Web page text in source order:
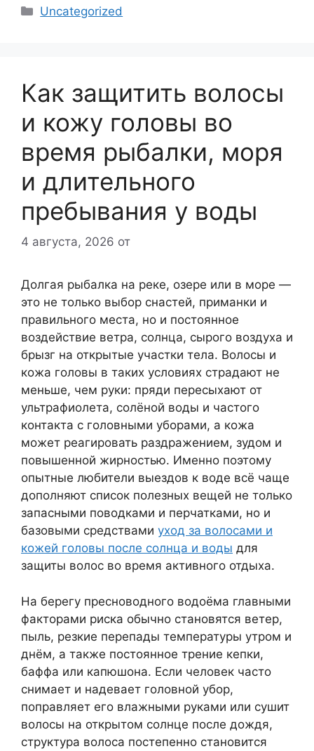
Рубрики
Uncategorized
Как защитить волосы
и кожу головы во
время рыбалки, моря
и длительного
пребывания у воды
4 августа, 2026 от
Долгая рыбалка на реке, озере или в море —
это не только выбор снастей, приманки и
правильного места, но и постоянное
воздействие ветра, солнца, сырого воздуха и
брызг на открытые участки тела. Волосы и
кожа головы в таких условиях страдают не
меньше, чем руки: пряди пересыхают от
ультрафиолета, солёной воды и частого
контакта с головными уборами, а кожа
может реагировать раздражением, зудом и
повышенной жирностью. Именно поэтому
опытные любители выездов к воде всё чаще
дополняют список полезных вещей не только
запасными поводками и перчатками, но и
базовыми средствами уход за волосами и
кожей головы после солнца и воды для
защиты волос во время активного отдыха.
На берегу пресноводного водоёма главными
факторами риска обычно становятся ветер,
пыль, резкие перепады температуры утром и
днём, а также постоянное трение кепки,
баффа или капюшона. Если человек часто
снимает и надевает головной убор,
поправляет его влажными руками или сушит
волосы на открытом солнце после дождя,
структура волоса постепенно становится